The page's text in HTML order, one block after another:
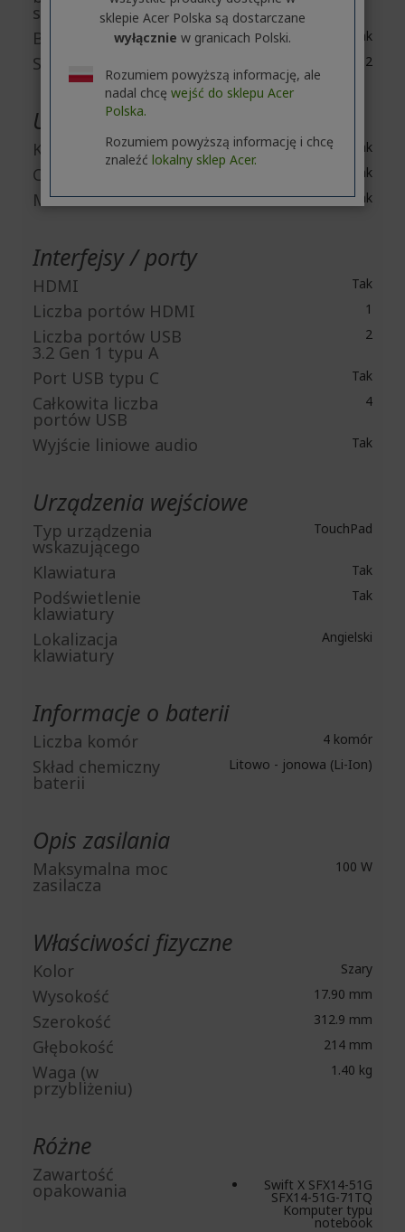
sieci LAN
Bluetooth
Tak
Standard Bluetooth Bluetooth 5.2
Urządzenia wbudowane
Kamera internetowa Tak
Czytnik biometryczny Tak
Mikrofon Tak
Interfejsy / porty
HDMI Tak
Liczba portów HDMI 1
Liczba portów USB
3.2 Gen 1 typu A
2
Port USB typu C Tak
Całkowita liczba
portów USB
4
Wyjście liniowe audio Tak
Urządzenia wejściowe
Typ urządzenia
wskazującego
TouchPad
Klawiatura Tak
Podświetlenie
klawiatury
Tak
Lokalizacja
klawiatury
Angielski
Informacje o baterii
Liczba komór 4 komór
Skład chemiczny
baterii
Litowo - jonowa (Li-Ion)
Opis zasilania
Maksymalna moc
zasilacza
100 W
Właściwości fizyczne
Kolor Szary
Wysokość 17.90 mm
Szerokość 312.9 mm
Głębokość 214 mm
Waga (w
przybliżeniu)
1.40 kg
Różne
Zawartość
opakowania Swift X SFX14-51G
SFX14-51G-71TQ
Komputer typu
notebook
sklepie Acer Polska są dostarczane
wyłącznie w granicach Polski.
Rozumiem powyższą informację, ale
nadal chcę wejść do sklepu Acer
Polska.
Rozumiem powyższą informację i chcę
znaleźć lokalny sklep Acer.